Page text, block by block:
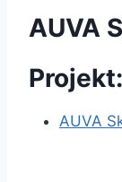
AUVA
AUVA